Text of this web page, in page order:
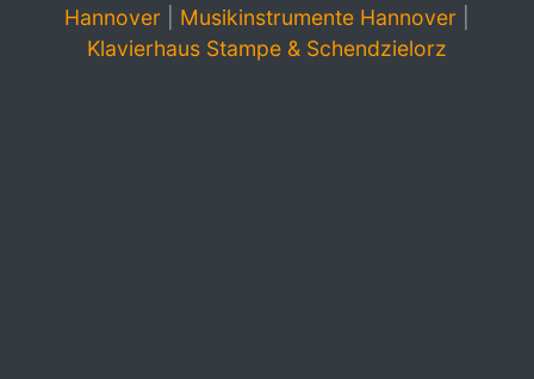
Hannover
Musikinstrumente Hannover
Klavierhaus Stampe & Schendzielorz